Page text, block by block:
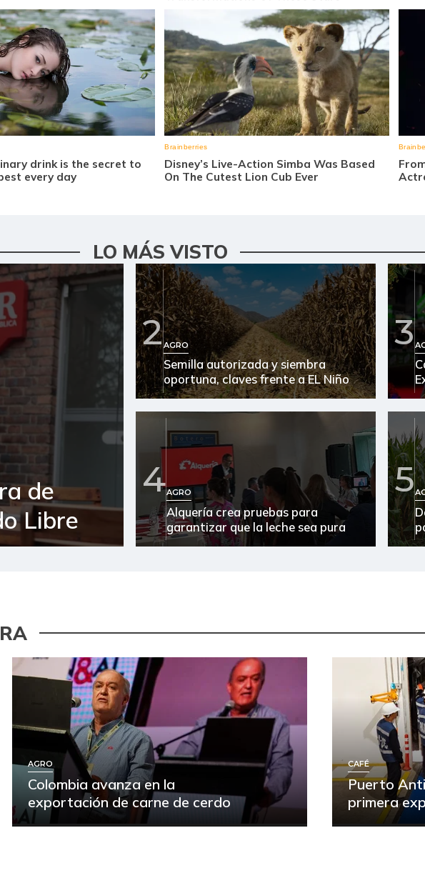
LO MÁS VISTO
de
Libre
2AGRO
Semilla autorizada y siembra
oportuna, claves frente a EL Niño
3
4AGRO
Alquería crea pruebas para
garantizar que la leche sea pura
5
AGRO
Colombia avanza en la
exportación de carne de cerdo
CAFÉ
Puerto
primera